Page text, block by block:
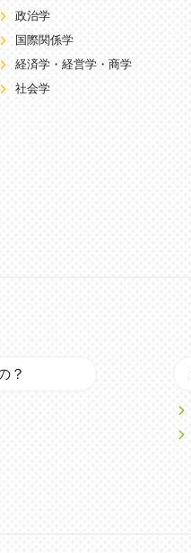
政治学
国際関係学
経済学・経営学・商学
社会学
？